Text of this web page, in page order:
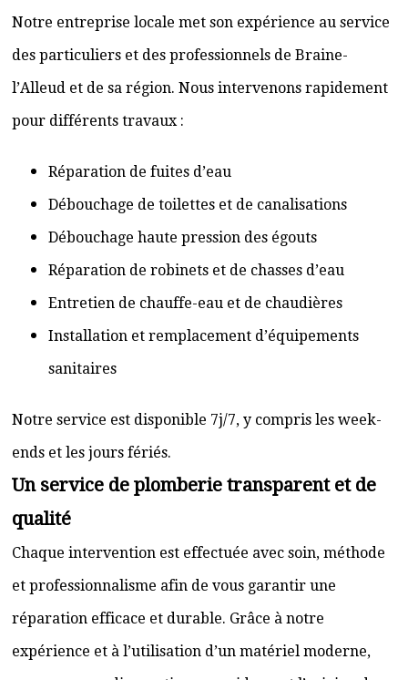
Notre entreprise locale met son expérience au service
des particuliers et des professionnels de Braine-
l’Alleud et de sa région. Nous intervenons rapidement
pour différents travaux :
Réparation de fuites d’eau
Débouchage de toilettes et de canalisations
Débouchage haute pression des égouts
Réparation de robinets et de chasses d’eau
Entretien de chauffe-eau et de chaudières
Installation et remplacement d’équipements
sanitaires
Notre service est disponible 7j/7, y compris les week-
ends et les jours fériés.
Un service de plomberie transparent et de
qualité
Chaque intervention est effectuée avec soin, méthode
et professionnalisme afin de vous garantir une
réparation efficace et durable. Grâce à notre
expérience et à l’utilisation d’un matériel moderne,